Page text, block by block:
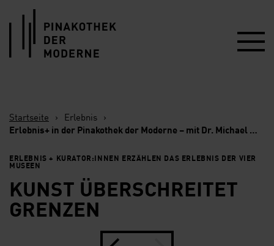
Startseite › Erlebnis ›
Erlebnis+ in der Pinakothek der Moderne – mit Dr. Michael Hering
ERLEBNIS + KURATOR:INNEN ERZÄHLEN DAS ERLEBNIS DER VIER
MUSEEN
KUNST ÜBERSCHREITET
GRENZEN